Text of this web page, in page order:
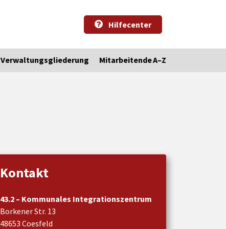
Hilfecenter
Verwaltungsgliederung Mitarbeitende A–Z
Kontakt
43.2 – Kommunales Integrationszentrum
Borkener Str. 13
48653 Coesfeld